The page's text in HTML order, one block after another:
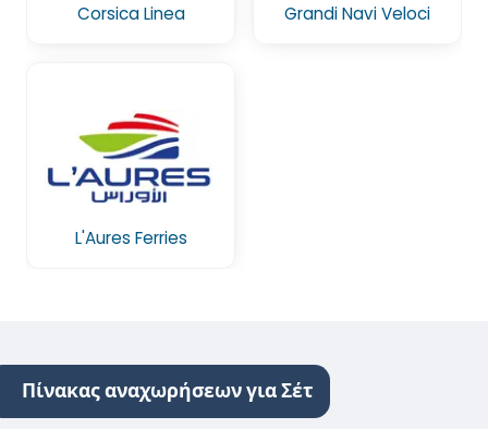
Corsica Linea Grandi Navi Veloci
L'Aures Ferries
Πίνακας αναχωρήσεων για Σέτ